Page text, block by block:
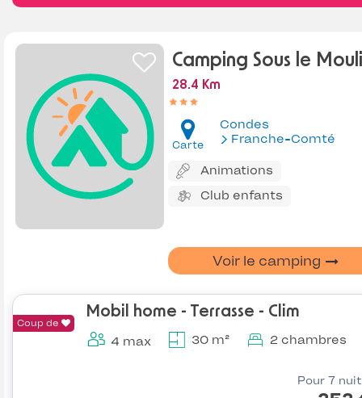
Camping Sous le
28.4 Km
Carte
Condes
Franche-Comté
Animations
Club enfants
Voir le camping
Coup de
Mobil home - Terrasse - Clim
4 max 30 m² 2 chambres
Pour 7